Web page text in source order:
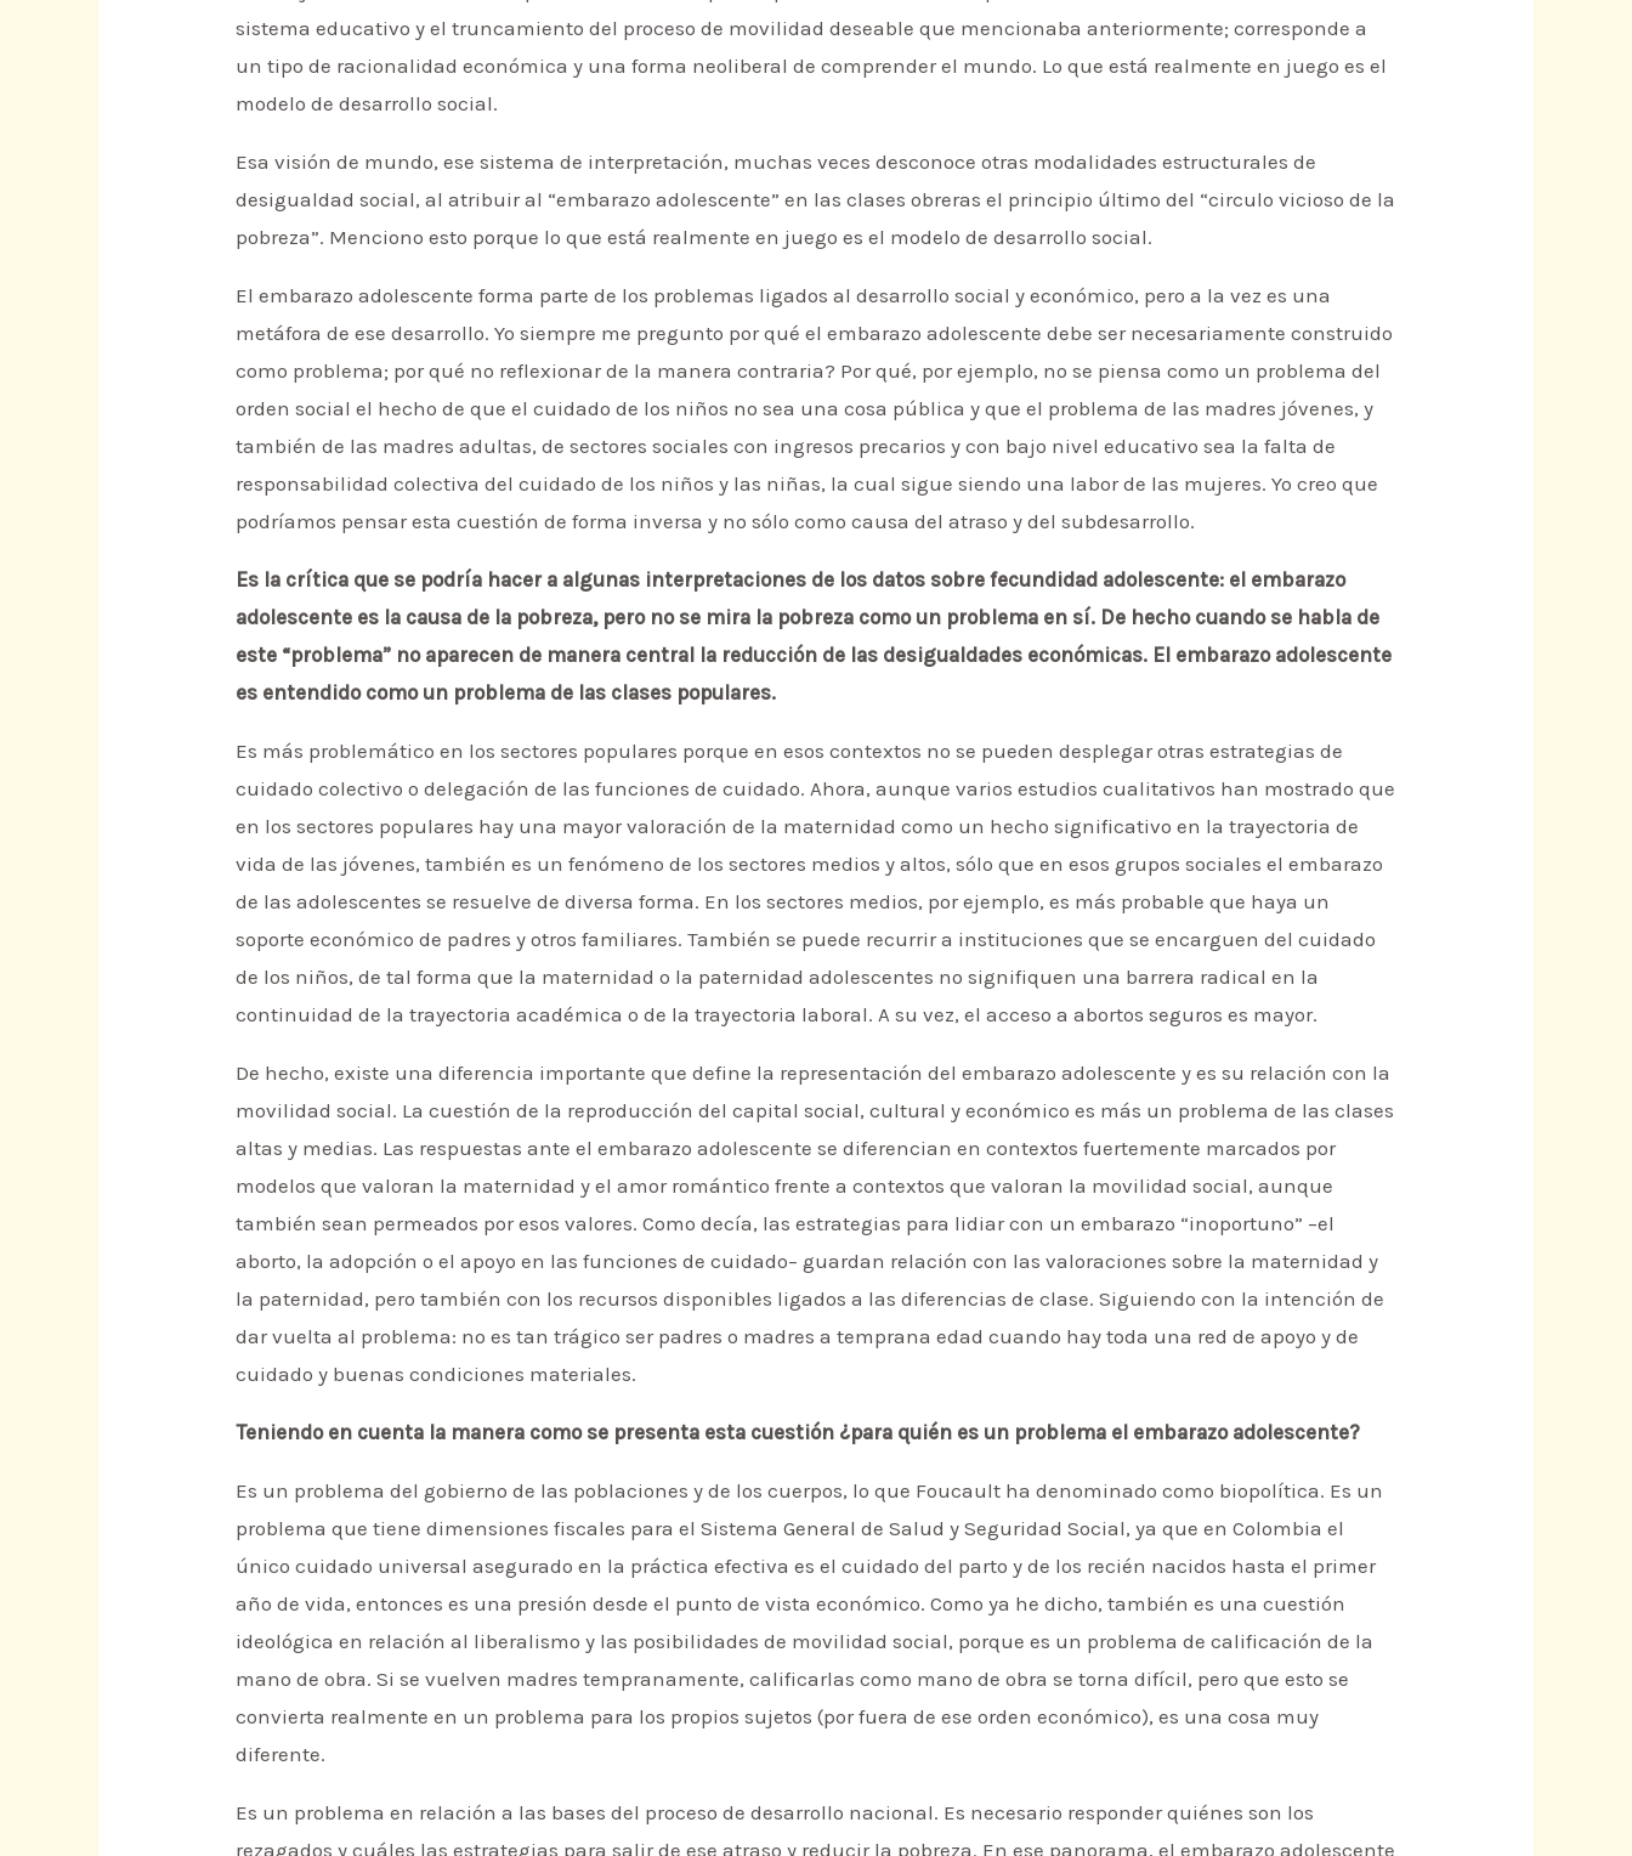
sistema educativo y el truncamiento del proceso de movilidad deseable que mencionaba anteriormente; corresponde a
un tipo de racionalidad económica y una forma neoliberal de comprender el mundo. Lo que está realmente en juego es el
modelo de desarrollo social.
Esa visión de mundo, ese sistema de interpretación, muchas veces desconoce otras modalidades estructurales de
desigualdad social, al atribuir al “embarazo adolescente” en las clases obreras el principio último del “circulo vicioso de la
pobreza”. Menciono esto porque lo que está realmente en juego es el modelo de desarrollo social.
El embarazo adolescente forma parte de los problemas ligados al desarrollo social y económico, pero a la vez es una
metáfora de ese desarrollo. Yo siempre me pregunto por qué el embarazo adolescente debe ser necesariamente construido
como problema; por qué no reflexionar de la manera contraria? Por qué, por ejemplo, no se piensa como un problema del
orden social el hecho de que el cuidado de los niños no sea una cosa pública y que el problema de las madres jóvenes, y
también de las madres adultas, de sectores sociales con ingresos precarios y con bajo nivel educativo sea la falta de
responsabilidad colectiva del cuidado de los niños y las niñas, la cual sigue siendo una labor de las mujeres. Yo creo que
podríamos pensar esta cuestión de forma inversa y no sólo como causa del atraso y del subdesarrollo.
Es la crítica que se podría hacer a algunas interpretaciones de los datos sobre fecundidad adolescente: el embarazo
adolescente es la causa de la pobreza, pero no se mira la pobreza como un problema en sí. De hecho cuando se habla de
este “problema” no aparecen de manera central la reducción de las desigualdades económicas. El embarazo adolescente
es entendido como un problema de las clases populares.
Es más problemático en los sectores populares porque en esos contextos no se pueden desplegar otras estrategias de
cuidado colectivo o delegación de las funciones de cuidado. Ahora, aunque varios estudios cualitativos han mostrado que
en los sectores populares hay una mayor valoración de la maternidad como un hecho significativo en la trayectoria de
vida de las jóvenes, también es un fenómeno de los sectores medios y altos, sólo que en esos grupos sociales el embarazo
de las adolescentes se resuelve de diversa forma. En los sectores medios, por ejemplo, es más probable que haya un
soporte económico de padres y otros familiares. También se puede recurrir a instituciones que se encarguen del cuidado
de los niños, de tal forma que la maternidad o la paternidad adolescentes no signifiquen una barrera radical en la
continuidad de la trayectoria académica o de la trayectoria laboral. A su vez, el acceso a abortos seguros es mayor.
De hecho, existe una diferencia importante que define la representación del embarazo adolescente y es su relación con la
movilidad social. La cuestión de la reproducción del capital social, cultural y económico es más un problema de las clases
altas y medias. Las respuestas ante el embarazo adolescente se diferencian en contextos fuertemente marcados por
modelos que valoran la maternidad y el amor romántico frente a contextos que valoran la movilidad social, aunque
también sean permeados por esos valores. Como decía, las estrategias para lidiar con un embarazo “inoportuno” –el
aborto, la adopción o el apoyo en las funciones de cuidado– guardan relación con las valoraciones sobre la maternidad y
la paternidad, pero también con los recursos disponibles ligados a las diferencias de clase. Siguiendo con la intención de
dar vuelta al problema: no es tan trágico ser padres o madres a temprana edad cuando hay toda una red de apoyo y de
cuidado y buenas condiciones materiales.
Teniendo en cuenta la manera como se presenta esta cuestión ¿para quién es un problema el embarazo adolescente?
Es un problema del gobierno de las poblaciones y de los cuerpos, lo que Foucault ha denominado como biopolítica. Es un
problema que tiene dimensiones fiscales para el Sistema General de Salud y Seguridad Social, ya que en Colombia el
único cuidado universal asegurado en la práctica efectiva es el cuidado del parto y de los recién nacidos hasta el primer
año de vida, entonces es una presión desde el punto de vista económico. Como ya he dicho, también es una cuestión
ideológica en relación al liberalismo y las posibilidades de movilidad social, porque es un problema de calificación de la
mano de obra. Si se vuelven madres tempranamente, calificarlas como mano de obra se torna difícil, pero que esto se
convierta realmente en un problema para los propios sujetos (por fuera de ese orden económico), es una cosa muy
diferente.
Es un problema en relación a las bases del proceso de desarrollo nacional. Es necesario responder quiénes son los
rezagados y cuáles las estrategias para salir de ese atraso y reducir la pobreza. En ese panorama, el embarazo adolescente